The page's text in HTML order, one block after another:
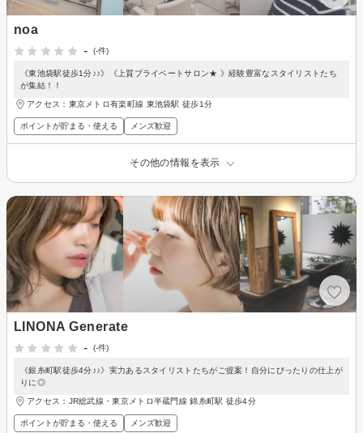
noa
-
(-件)
《東池袋駅徒歩1分♪♪》《上質プライベートサロン★ 》経験豊富なスタイリストたち
が集結！！
アクセス：東京メトロ有楽町線 東池袋駅 徒歩1分
ポイントが貯まる・使える メンズ歓迎
その他の情報を表示
LINONA Generate
-
(-件)
《銀糸町駅徒歩4分♪♪》実力あるスタイリストたちがご提案！自分にぴったりの仕上が
りに◎
アクセス：JR総武線・東京メトロ半蔵門線 錦糸町駅 徒歩4分
ポイントが貯まる・使える メンズ歓迎